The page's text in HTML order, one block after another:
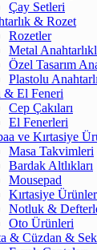
Çay Setleri
& Rozet
Rozetler
Metal
Özel Tasarım
Plastolu
& El Feneri
Cep Çakıları
El Fenerleri
ve Kırtasiye
Masa Takvimleri
Bardak Altlıkları
Mousepad
Kırtasiye
Notluk &
Oto Ürünleri
& Cüzdan &